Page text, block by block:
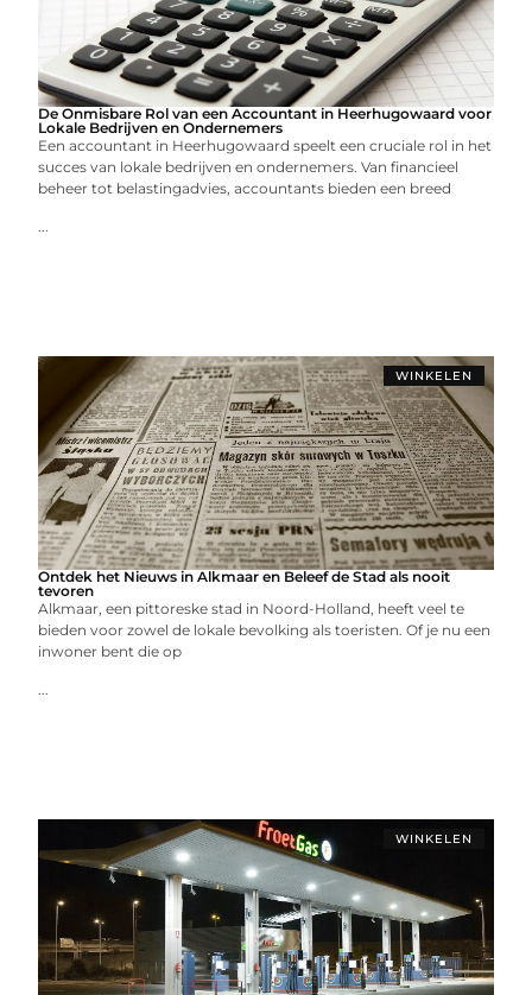
De Onmisbare Rol van een Accountant in Heerhugowaard voor
Lokale Bedrijven en Ondernemers
Een accountant in Heerhugowaard speelt een cruciale rol in het
succes van lokale bedrijven en ondernemers. Van financieel
beheer tot belastingadvies, accountants bieden een breed
...
WINKELEN
Ontdek het Nieuws in Alkmaar en Beleef de Stad als nooit
tevoren
Alkmaar, een pittoreske stad in Noord-Holland, heeft veel te
bieden voor zowel de lokale bevolking als toeristen. Of je nu een
inwoner bent die op
...
WINKELEN